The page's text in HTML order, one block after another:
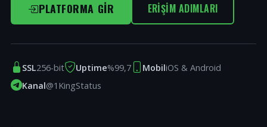
PLATFORMA GIR ERIŞIM ADIMLARI
SSL256-bit Uptime%99,7 MobiliOS & Android
Kanal@1KingStatus